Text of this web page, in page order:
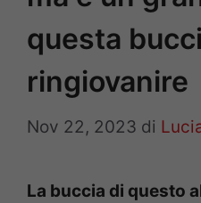
questa
ringiovanire
Nov 22, 2023 di
La buccia di questo